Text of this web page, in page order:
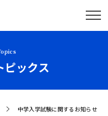
ピックス
中学入学試験に関するお知らせ